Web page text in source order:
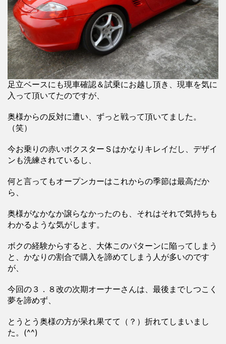
足立ベースにも現車確認＆試乗にお越し頂き、現車を気に
入って頂いてたのですが、
奥様からの反対に遭い、ずっと戦って頂いてました。
（笑）
今お乗りの赤いボクスターＳはかなりキレイだし、デザイ
ンも洗練されているし、
何と言ってもオープンカーはこれからの季節は最高だか
ら、
奥様がなかなか譲らなかったのも、それはそれで気持ちも
わかるような気がします。
ボクの経験からすると、大体このパターンに陥ってしまう
と、かなりの割合で購入を諦めてしまう人が多いのです
が、
今回の３．８改の次期オーナーさんは、最後までしつこく
夢を諦めず、
とうとう奥様の方が呆れ果てて（？）折れてしまいまし
た。(^^)